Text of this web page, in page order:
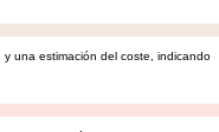
una estimación del coste, indicando